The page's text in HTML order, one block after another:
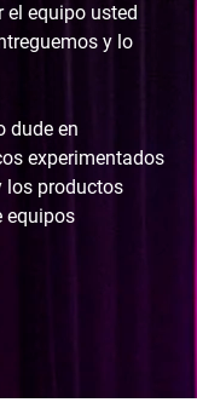
el equipo usted
y lo
dude en
experimentados
los productos
equipos